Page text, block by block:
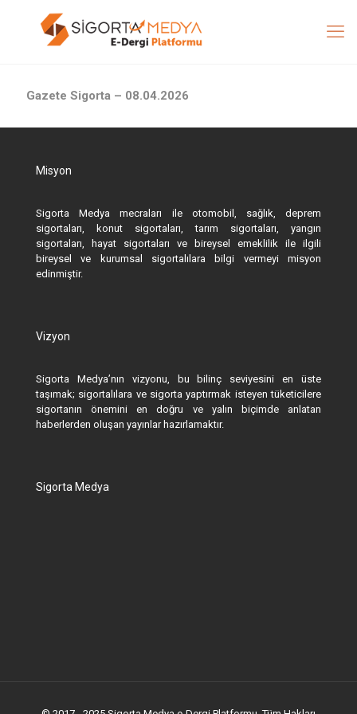
Gazete Sigorta – 08.04.2026
Misyon
Sigorta Medya mecraları ile otomobil, sağlık, deprem
sigortaları, konut sigortaları, tarım sigortaları, yangın
sigortaları, hayat sigortaları ve bireysel emeklilik ile ilgili
bireysel ve kurumsal sigortalılara bilgi vermeyi misyon
edinmiştir.
Vizyon
Sigorta Medya’nın vizyonu, bu bilinç seviyesini en üste
taşımak; sigortalılara ve sigorta yaptırmak isteyen tüketicilere
sigortanın önemini en doğru ve yalın biçimde anlatan
haberlerden oluşan yayınlar hazırlamaktır.
Sigorta Medya